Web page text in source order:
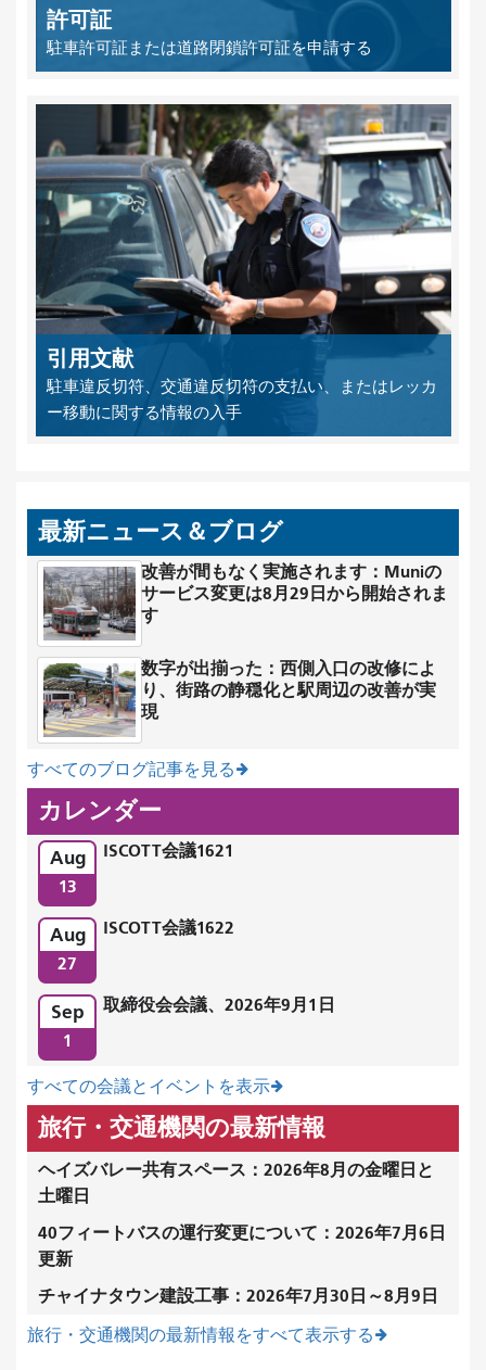
許可証
駐車許可証または道路閉鎖許可証を申請する
引用文献
駐車違反切符、交通違反切符の支払い、またはレッカ
ー移動に関する情報の入手
最新ニュース＆ブログ
改善が間もなく実施されます：Muniの
サービス変更は8月29日から開始されま
す
数字が出揃った：西側入口の改修によ
り、街路の静穏化と駅周辺の改善が実
現
すべてのブログ記事を見る
カレンダー
Aug
13
ISCOTT会議1621
Aug
27
ISCOTT会議1622
Sep
1
取締役会会議、2026年9月1日
すべての会議とイベントを表示
旅行・交通機関の最新情報
ヘイズバレー共有スペース：2026年8月の金曜日と
土曜日
40フィートバスの運行変更について：2026年7月6日
更新
チャイナタウン建設工事：2026年7月30日～8月9日
旅行・交通機関の最新情報をすべて表示する